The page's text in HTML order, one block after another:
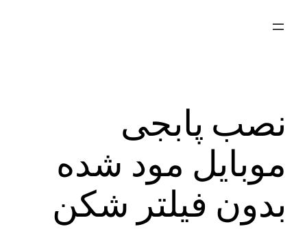
نصب پابجی
موبایل مود شده
بدون فیلتر شکن